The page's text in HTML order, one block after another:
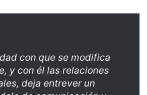
con que se modifica
y con él las relaciones
deja entrever un